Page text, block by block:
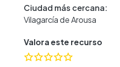
Ciudad más cercana:
Vilagarcía de Arousa
Valora este recurso